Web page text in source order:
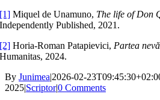
[1] Miquel de Unamuno, The life of Don
Independently Published, 2021.
[2] Horia-Roman Patapievici,Partea
Humanitas, 2024.
By Junimea|2026-02-
2025|Scriptor|0 Comments